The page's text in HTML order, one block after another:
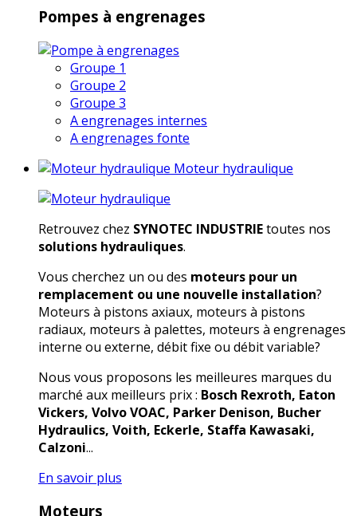
Pompes à engrenages
Groupe 1
Groupe 2
Groupe 3
A engrenages internes
A engrenages fonte
Moteur hydraulique
Retrouvez chez SYNOTEC INDUSTRIEtoutes nos
solutions hydrauliques.
Vous cherchez un ou des moteurs pour un
remplacement ou une nouvelle installation?
Moteurs à pistons axiaux, moteurs à pistons
radiaux, moteurs à palettes, moteurs à engrenages
interne ou externe, débit fixe ou débit variable?
Nous vous proposons les meilleures marques du
marché aux meilleurs prix : Bosch Rexroth, Eaton
Vickers, Volvo VOAC, Parker Denison, Bucher
Hydraulics, Voith, Eckerle, Staffa Kawasaki,
Calzoni...
En savoir plus
Moteurs